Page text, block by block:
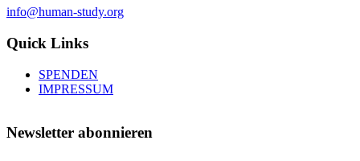
info@human-study.org
Quick Links
SPENDEN
IMPRESSUM
Newsletter abonnieren